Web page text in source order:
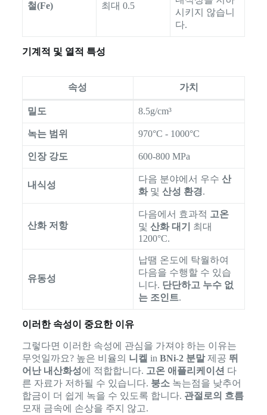
철(Fe) 최대 0.5
시키지 않습니
다.
기계적 및 열적 특성
속성 가치
밀도 8.5g/cm³
녹는 범위 970°C - 1000°C
인장 강도 600-800 MPa
내식성
다음 분야에서 우수 산
화및 산성 환경.
산화 저항
다음에서 효과적 고온
및 산화 대기
최대
1200°C.
유동성
납땜 온도에 탁월하여
다음을 수행할 수 있습
니다. 단단하고 누수 없
는 조인트.
이러한 속성이 중요한 이유
그렇다면 이러한 속성에 관심을 가져야 하는 이유는
무엇일까요? 높은 비율의 니켈 in BNi-2 분말제공 뛰
어난 내산화성에 적합합니다. 고온 애플리케이션 다
른 자료가 저하될 수 있습니다. 붕소녹는점을 낮추어
합금이 더 쉽게 녹을 수 있도록 합니다. 관절로의 흐름
모재 금속에 손상을 주지 않고.